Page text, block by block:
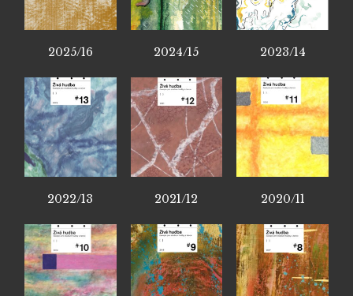
2025/16 2024/15 2023/14
2022/13 2021/12 2020/11